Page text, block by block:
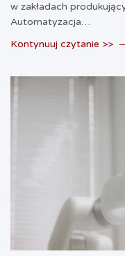
w zakładach
Automatyzacja…
Kontynuuj czytanie >>